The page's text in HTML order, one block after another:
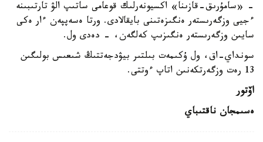
- «سامۇرىق-قازىنا» اكسيونەرلىك قوعامى ساتىپ الۋ تارتىبىنە
ءجيى وزگەرىستەر ەنگىزەتىنى بايقالادى. ورتا ەسەپپەن ءار ەكى
سايىن وزگەرىستەر ەنگىزىپ كەلگەن، - دەدى ول.
سونداي-اق، ول ۇكىمەت بىلتىر بيۋدجەتتىڭ شىعىس بولىگىن
13 رەت وزگەرتكەنىن اتاپ ءوتتى.
اۆتور
ەسىمجان ناقتىباي